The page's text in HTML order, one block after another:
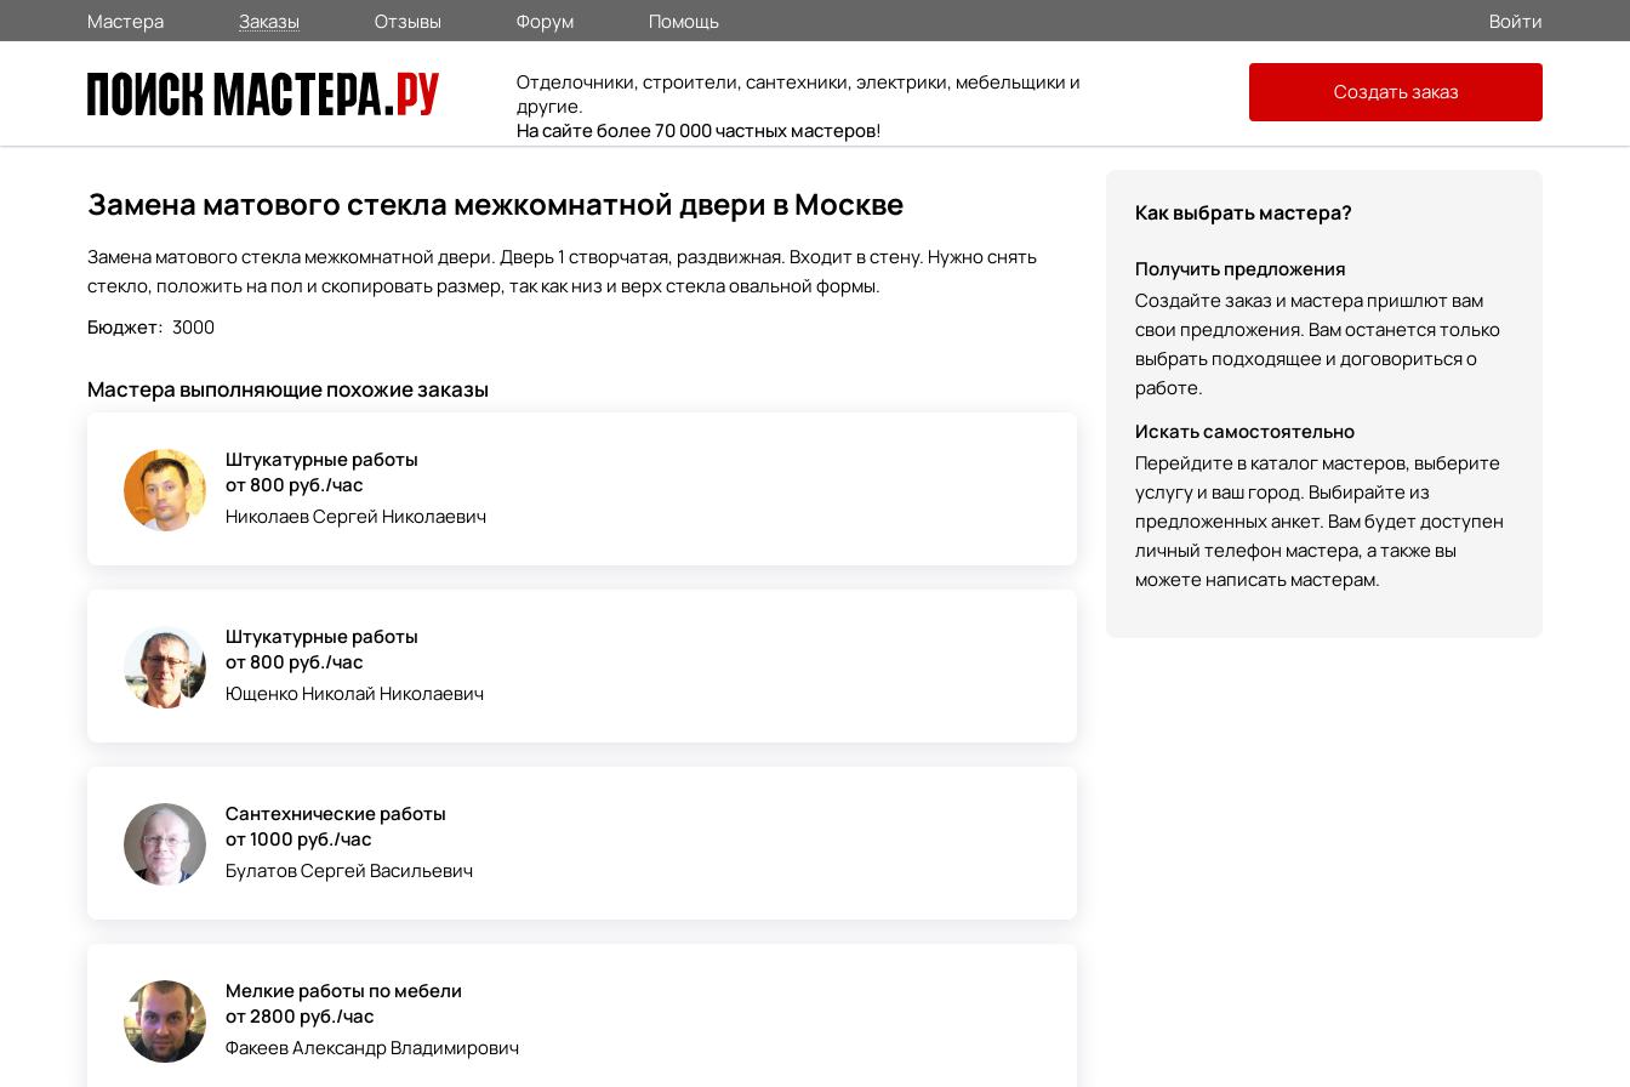
Мастера Заказы Отзывы Форум Помощь Войти
Отделочники, строители, сантехники, электрики, мебельщики и
другие.
На сайте более 70 000 частных мастеров!
Создать заказ
Замена матового стекла межкомнатной двери в Москве Как выбрать мастера?
Получить предложения
Создайте заказ и мастера пришлют вам
свои предложения. Вам останется только
выбрать подходящее и договориться о
работе.
Искать самостоятельно
Перейдите в каталог мастеров, выберите
услугу и ваш город. Выбирайте из
предложенных анкет. Вам будет доступен
личный телефон мастера, а также вы
можете написать мастерам.
Замена матового стекла межкомнатной двери. Дверь 1 створчатая, раздвижная. Входит в стену. Нужно снять
стекло, положить на пол и скопировать размер, так как низ и верх стекла овальной формы.
Бюджет: 3000
Мастера выполняющие похожие заказы
Штукатурные работы
от 800 руб./час
Николаев Сергей Николаевич
Штукатурные работы
от 800 руб./час
Ющенко Николай Николаевич
Сантехнические работы
от 1000 руб./час
Булатов Сергей Васильевич
Мелкие работы по мебели
от 2800 руб./час
Факеев Александр Владимирович